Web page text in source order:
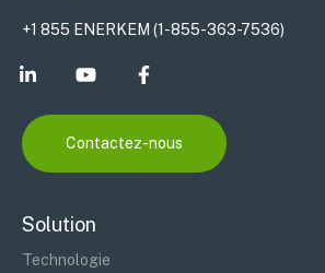
+1 855 ENERKEM (1-855-363-7536)
Contactez-nous
Solution
Technologie